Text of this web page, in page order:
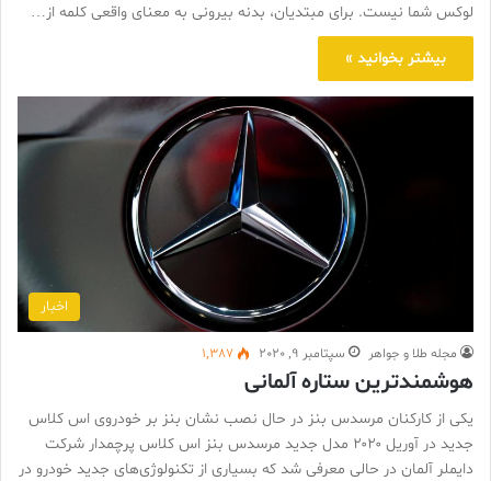
لوکس شما نیست. برای مبتدیان، بدنه بیرونی به معنای واقعی کلمه از…
بیشتر بخوانید »
اخبار
مجله طلا و جواهر سپتامبر 9, 2020 1,387
هوشمند‌ترین ستاره آلمانی
یکی از کارکنان مرسدس بنز در حال نصب نشان بنز بر خودروی اس کلاس
جدید در آوریل ۲۰۲۰ مدل جدید مرسدس بنز اس کلاس پرچمدار شرکت
دایملر آلمان در حالی معرفی شد که بسیاری از تکنولوژی‌های جدید خودرو در